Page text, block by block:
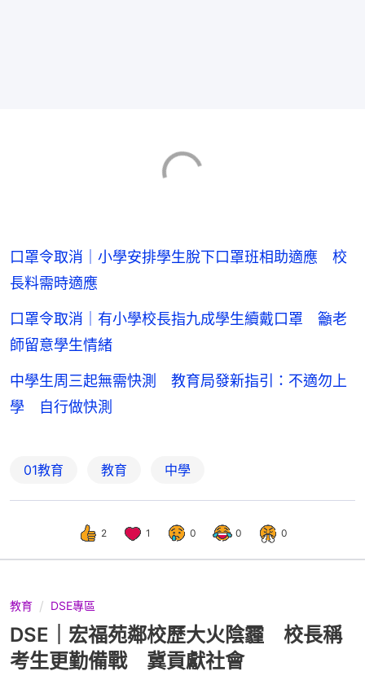
口罩令取消｜小學安排學生脫下口罩班相助適應 校
長料需時適應
口罩令取消｜有小學校長指九成學生續戴口罩 籲老
師留意學生情緒
中學生周三起無需快測 教育局發新指引：不適勿上
學 自行做快測
01教育 教育 中學
2 1 0 0 0
教育 DSE專區
DSE｜宏福苑鄰校歷大火陰霾 校長稱
考生更勤備戰 冀貢獻社會